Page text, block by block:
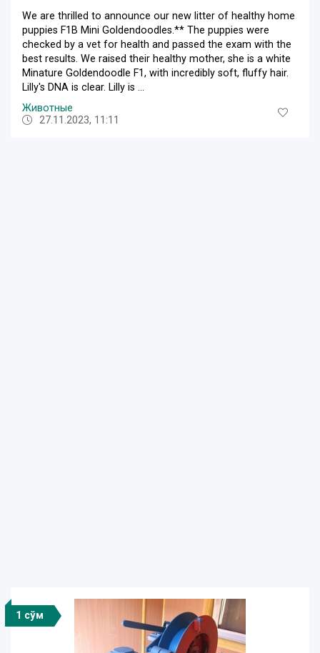
We are thrilled to announce our new litter of healthy home
puppies F1B Mini Goldendoodles.** The puppies were
checked by a vet for health and passed the exam with the
best results. We raised their healthy mother, she is a white
Minature Goldendoodle F1, with incredibly soft, fluffy hair.
Lilly's DNA is clear. Lilly is ...
Животные
27.11.2023, 11:11
1 сўм